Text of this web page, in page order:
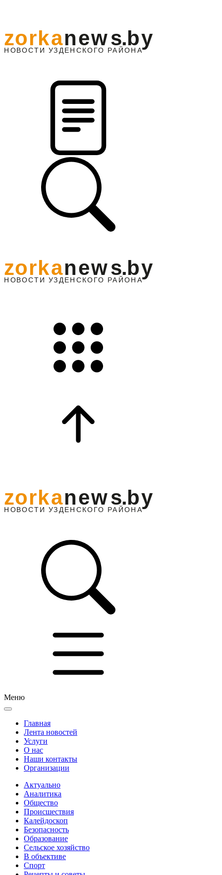
НО ВОСТИ УЗДЕНС КО ГО РАЙОНА
zorkanews.by
Меню
Главная
Лента новостей
Услуги
О нас
Наши контакты
Организации
Актуально
Аналитика
Общество
Происшествия
Калейдоскоп
Безопасность
Образование
Сельское хозяйство
В объективе
Спорт